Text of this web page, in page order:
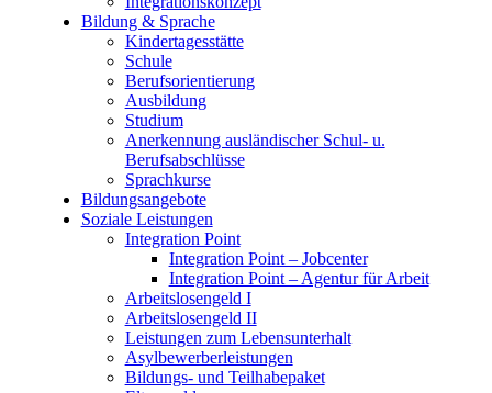
Bildung & Sprache
Kindertagesstätte
Schule
Berufsorientierung
Ausbildung
Studium
Anerkennung ausländischer Schul- u.
Berufsabschlüsse
Sprachkurse
Bildungsangebote
Soziale Leistungen
Integration Point
Integration Point – Jobcenter
Integration Point – Agentur für Arbeit
Arbeitslosengeld I
Arbeitslosengeld II
Leistungen zum Lebensunterhalt
Asylbewerberleistungen
Bildungs- und Teilhabepaket